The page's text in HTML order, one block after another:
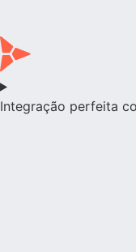
Integração perfeita